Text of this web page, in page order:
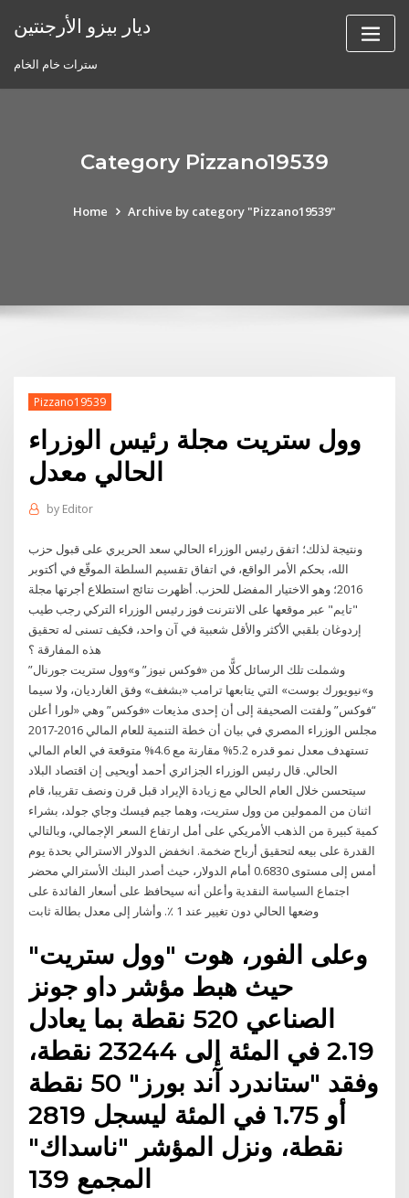
ديار بيزو الأرجنتين
سترات خام الخام
Category Pizzano19539
Home Archive by category "Pizzano19539"
Pizzano19539
وول ستريت مجلة رئيس الوزراء
الحالي معدل
by Editor
ونتيجة لذلك؛ اتفق رئيس الوزراء الحالي سعد الحريري على قبول حزب
الله، بحكم الأمر الواقع، في اتفاق تقسيم السلطة الموقّع في أكتوبر
2016؛ وهو الاختيار المفضل للحزب. أظهرت نتائج استطلاع أجرتها مجلة
"تايم" عبر موقعها على الانترنت فوز رئيس الوزراء التركي رجب طيب
إردوغان بلقبي الأكثر والأقل شعبية في آن واحد، فكيف تسنى له تحقيق
هذه المفارقة ؟
وشملت تلك الرسائل كلًّا من «فوكس نيوز” و»وول ستريت جورنال”
و»نيويورك بوست» التي يتابعها ترامب «بشغف» وفق الغارديان، ولا سيما
“فوكس” ولفتت الصحيفة إلى أن إحدى مذيعات «فوكس” وهي «لورا أعلن
مجلس الوزراء المصري في بيان أن خطة التنمية للعام المالي 2016-2017
تستهدف معدل نمو قدره 5.2% مقارنة مع 4.6% متوقعة في العام المالي
الحالي. قال رئيس الوزراء الجزائري أحمد أويحيى إن اقتصاد البلاد
سيتحسن خلال العام الحالي مع زيادة الإيراد قبل قرن ونصف تقريبا، قام
اثنان من الممولين من وول ستريت، وهما جيم فيسك وجاي جولد، بشراء
كمية كبيرة من الذهب الأمريكي على أمل ارتفاع السعر الإجمالي، وبالتالي
القدرة على بيعه لتحقيق أرباح ضخمة. انخفض الدولار الاسترالي بحدة يوم
أمس إلى مستوى 0.6830 أمام الدولار، حيث أصدر البنك الأسترالي محضر
اجتماع السياسة النقدية وأعلن أنه سيحافظ على أسعار الفائدة على
وضعها الحالي دون تغيير عند 1 ٪. وأشار إلى معدل بطالة ثابت
وعلى الفور، هوت "وول ستريت"
حيث هبط مؤشر داو جونز
الصناعي 520 نقطة بما يعادل
2.19 في المئة إلى 23244 نقطة،
وفقد "ستاندرد آند بورز" 50 نقطة
أو 1.75 في المئة ليسجل 2819
نقطة، ونزل المؤشر "ناسداك"
المجمع 139